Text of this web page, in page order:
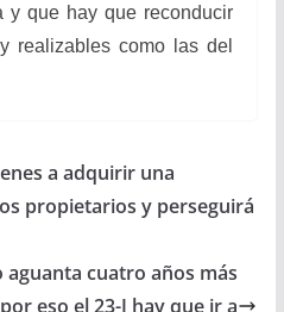
y que hay que reconducir
realizables como las del
a adquirir una
propietarios y perseguirá
aguanta cuatro años más
eso el 23-J hay que ir a